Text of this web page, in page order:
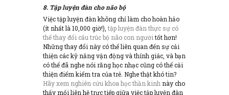
8. Tập luyện đàn cho nãobộ
Việc tập luyện đàn không chỉ làm cho hoàn hảo
(ít nhất là 10,000 giờ!), tập luyện đàn thực sự có
thể thay đổi cấu trúc bộ não con ngườitốt hơn!
Những thay đổi này có thể liên quan đến sự cải
thiện các kỹ năng vận động và thính giác, và bạn
có thể đã nghe nói rằng học nhạc cũng có thể cải
thiện điểm kiểm tra của trẻ. Nghe thật khó tin?
Hãy xem nghiên cứu khoa học thần kinh này cho
thấy mối liên hệ trực tiếp giữa việc tập luyện đàn